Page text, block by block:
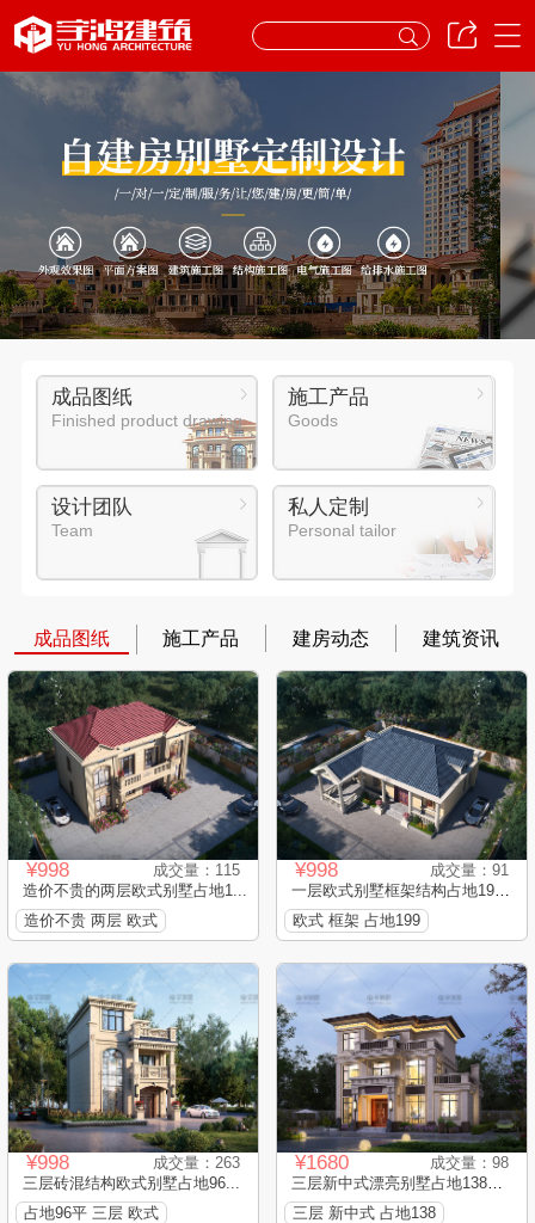
成品图纸
Finished product drawing
施工产品
Goods
设计团队
Team
私人定制
Personal tailor
成品图纸 施工产品 建房动态 建筑资讯
¥998
成交量：115
造价不贵的两层欧式别墅占地1...
造价不贵 两层 欧式
¥998
成交量：91
一层欧式别墅框架结构占地199...
欧式 框架 占地199
¥998
成交量：263
三层砖混结构欧式别墅占地96...
占地96平 三层 欧式
¥1680
成交量：98
三层新中式漂亮别墅占地138平...
三层 新中式 占地138